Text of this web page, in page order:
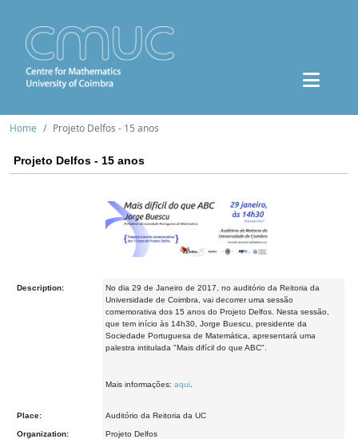
Home Projeto Delfos - 15 anos
Projeto Delfos - 15 anos
Description:
No dia 29 de Janeiro de 2017, no auditório da Reitoria da
Universidade de Coimbra, vai decorrer uma sessão
comemorativa dos 15 anos do Projeto Delfos. Nesta sessão,
que tem início às 14h30, Jorge Buescu, presidente da
Sociedade Portuguesa de Matemática, apresentará uma
palestra intitulada "Mais difícil do que ABC".
Mais informações: aqui
Place: Auditório da Reitoria da UC
Organization: Projeto Delfos